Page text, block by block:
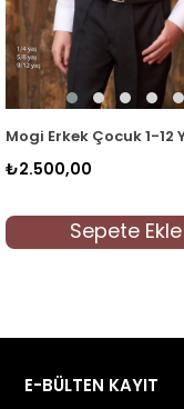
Yaş Klasik Yelekli
Mogi
E-BÜLTEN KAYIT